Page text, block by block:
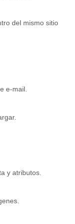
del mismo sitio
e-mail.
y atributos.